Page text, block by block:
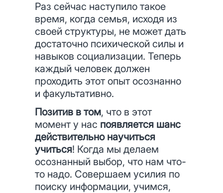
Раз сейчас наступило такое
время, когда семья, исходя из
своей структуры, не может дать
достаточно психической силы и
навыков социализации. Теперь
каждый человек должен
проходить этот опыт осознанно
и факультативно.
Позитив в том, что в этот
момент у нас появляется шанс
действительно научиться
учиться! Когда мы делаем
осознанный выбор, что нам что-
то надо. Совершаем усилия по
поиску информации, учимся,